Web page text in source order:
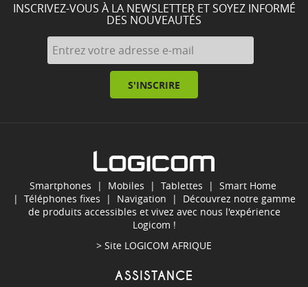
INSCRIVEZ-VOUS À LA NEWSLETTER ET SOYEZ INFORMÉ
DES NOUVEAUTÉS
S'INSCRIRE
Smartphones | Mobiles | Tablettes | Smart Home
| Téléphones fixes | Navigation | Découvrez notre gamme
de produits accessibles et vivez avec nous l'expérience
Logicom !
> Site LOGICOM AFRIQUE
ASSISTANCE